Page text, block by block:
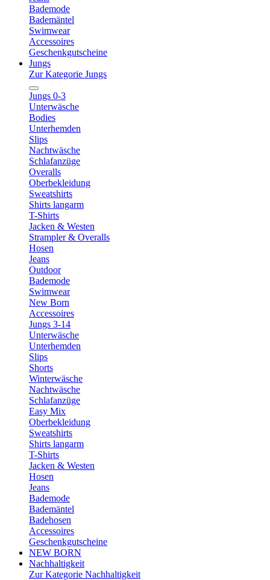
Bademode
Bademäntel
Swimwear
Accessoires
Geschenkgutscheine
Jungs
Zur Kategorie Jungs
Jungs 0-3
Unterwäsche
Bodies
Unterhemden
Slips
Nachtwäsche
Schlafanzüge
Overalls
Oberbekleidung
Sweatshirts
Shirts langarm
T-Shirts
Jacken & Westen
Strampler & Overalls
Hosen
Jeans
Outdoor
Bademode
Swimwear
New Born
Accessoires
Jungs 3-14
Unterwäsche
Unterhemden
Slips
Shorts
Winterwäsche
Nachtwäsche
Schlafanzüge
Easy Mix
Oberbekleidung
Sweatshirts
Shirts langarm
T-Shirts
Jacken & Westen
Hosen
Jeans
Bademode
Bademäntel
Badehosen
Accessoires
Geschenkgutscheine
NEW BORN
Nachhaltigkeit
Zur Kategorie Nachhaltigkeit